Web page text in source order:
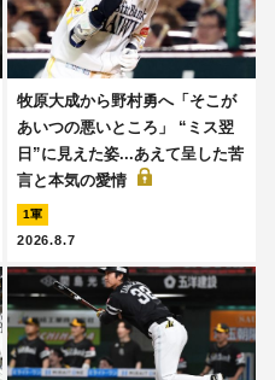
牧原大成から野村勇へ「そこが
あいつの悪いところ」 “ミス翌
日”に見えた姿...あえて呈した苦
言と本気の愛情
1軍
2026.8.7